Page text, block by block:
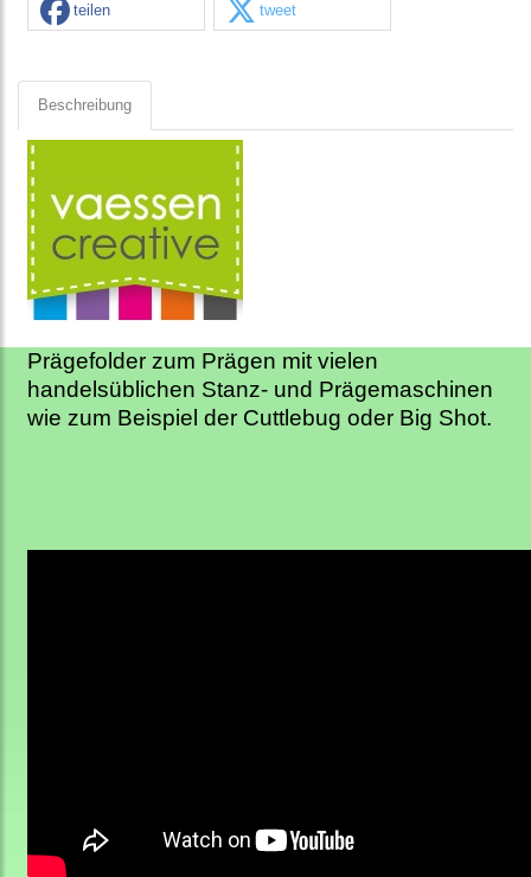
teilen tweet
Beschreibung
Prägefolder zum Prägen mit vielen
handelsüblichen Stanz- und Prägemaschinen
wie zum Beispiel der Cuttlebug oder Big Shot.